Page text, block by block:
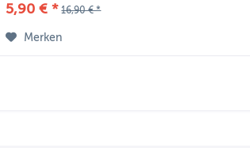
5,90 € * 16,90 € *
Merken